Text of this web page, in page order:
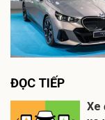
ĐỌC TIẾP
Xe